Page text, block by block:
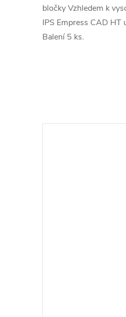
bločky Vzhledem k
IPS Empress CAD
Balení 5 ks.